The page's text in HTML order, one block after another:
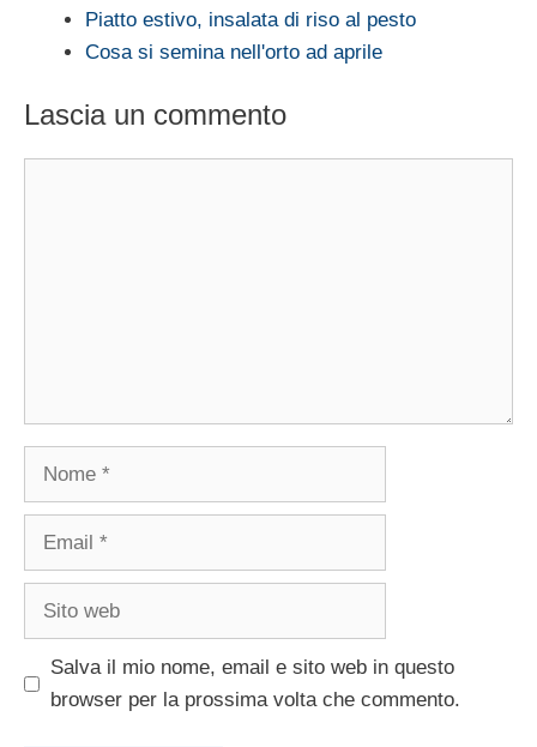
Piatto estivo, insalata di riso al pesto
Cosa si semina nell'orto ad aprile
Lascia un commento
Nome
Email
Sito
Salva il mio nome, email e sito web in questo
browser per la prossima volta che commento.